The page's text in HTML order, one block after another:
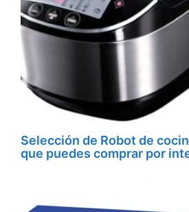
Selección de Robot de
que puedes comprar por